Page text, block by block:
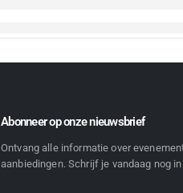
Abonneer op onze nieuwsbrief
Ontvang alle informatie over
aanbiedingen. Schrijf je vandaag nog